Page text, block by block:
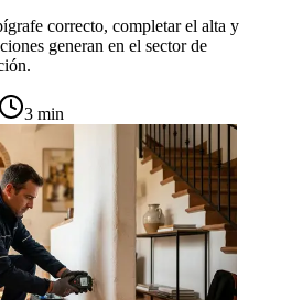
correcto, completar el alta y
generan en el sector de
3 min